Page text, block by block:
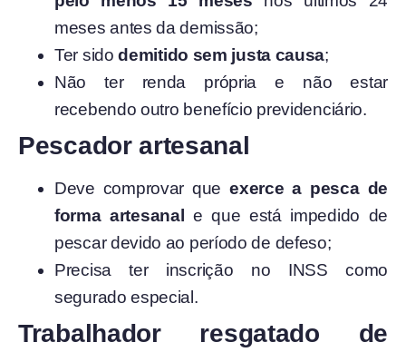
meses antes da demissão;
Ter sidodemitido sem justa causa;
Não ter renda própria e não estar
recebendo outro benefício previdenciário.
Pescador artesanal
Deve comprovar queexerce a pesca de
forma artesanal
e que está impedido de
pescar devido ao período de defeso;
Precisa ter inscrição no INSS como
segurado especial.
Trabalhador resgatado de